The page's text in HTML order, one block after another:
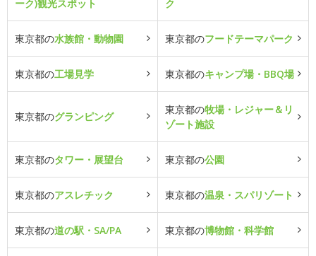
ーク)観光スポット ク
東京都の水族館・動物園 東京都のフードテーマパーク
東京都の工場見学 東京都のキャンプ場・BBQ場
東京都のグランピング
東京都の牧場・レジャー＆リ
ゾート施設
東京都のタワー・展望台 東京都の公園
東京都のアスレチック 東京都の温泉・スパリゾート
東京都の道の駅・SA/PA 東京都の博物館・科学館